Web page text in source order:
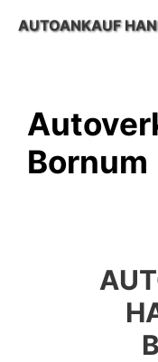
InhaltAUTOANKAUF
Bornum